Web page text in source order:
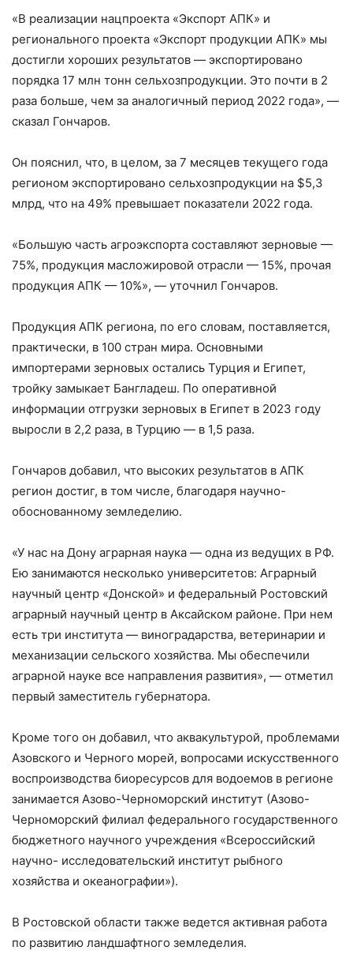
«В реализации нацпроекта «Экспорт АПК» и
регионального проекта «Экспорт продукции АПК» мы
достигли хороших результатов — экспортировано
порядка 17 млн тонн сельхозпродукции. Это почти в 2
раза больше, чем за аналогичный период 2022 года», —
сказал Гончаров.
Он пояснил, что, в целом, за 7 месяцев текущего года
регионом экспортировано сельхозпродукции на $5,3
млрд, что на 49% превышает показатели 2022 года.
«Большую часть агроэкспорта составляют зерновые —
75%, продукция масложировой отрасли — 15%, прочая
продукция АПК — 10%», — уточнил Гончаров.
Продукция АПК региона, по его словам, поставляется,
практически, в 100 стран мира. Основными
импортерами зерновых остались Турция и Египет,
тройку замыкает Бангладеш. По оперативной
информации отгрузки зерновых в Египет в 2023 году
выросли в 2,2 раза, в Турцию — в 1,5 раза.
Гончаров добавил, что высоких результатов в АПК
регион достиг, в том числе, благодаря научно-
обоснованному земледелию.
«У нас на Дону аграрная наука — одна из ведущих в РФ.
Ею занимаются несколько университетов: Аграрный
научный центр «Донской» и федеральный Ростовский
аграрный научный центр в Аксайском районе. При нем
есть три института — виноградарства, ветеринарии и
механизации сельского хозяйства. Мы обеспечили
аграрной науке все направления развития», — отметил
первый заместитель губернатора.
Кроме того он добавил, что аквакультурой, проблемами
Азовского и Черного морей, вопросами искусственного
воспроизводства биоресурсов для водоемов в регионе
занимается Азово-Черноморский институт (Азово-
Черноморский филиал федерального государственного
бюджетного научного учреждения «Всероссийский
научно- исследовательский институт рыбного
хозяйства и океанографии»).
В Ростовской области также ведется активная работа
по развитию ландшафтного земледелия.